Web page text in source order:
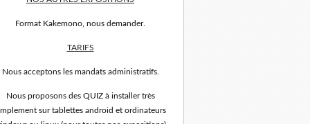
Format Kakemono, nous demander.
TARIFS
Nous acceptons les mandats administratifs.
Nous proposons des QUIZ à installer très
sur tablettes android et ordinateurs